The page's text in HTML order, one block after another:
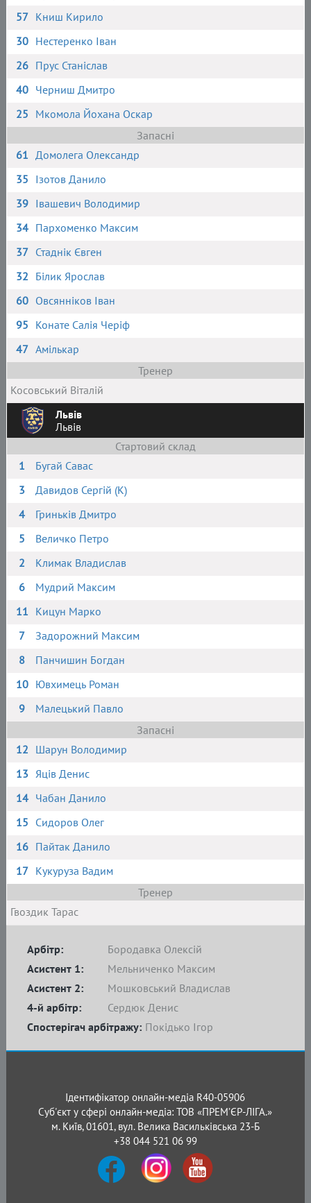
57 Книш Кирило
30 Нестеренко Іван
26 Прус Станіслав
40 Черниш Дмитро
25 Мкомола Йохана Оскар
Запасні
61 Домолега Олександр
35 Ізотов Данило
39 Івашевич Володимир
34 Пархоменко Максим
37 Стаднік Євген
32 Білик Ярослав
60 Овсянніков Іван
95 Конате Салія Черіф
47 Амількар
Тренер
Косовський Віталій
Львів
Львів
Стартовий склад
1
Бугай Савас
3
Давидов Сергій (К)
4
Гриньків Дмитро
5
Величко Петро
2
Климак Владислав
6
Мудрий Максим
11 Кицун Марко
7
Задорожний Максим
8
Панчишин Богдан
10 Ювхимець Роман
9
Малецький Павло
Запасні
12 Шарун Володимир
13 Яців Денис
14 Чабан Данило
15 Сидоров Олег
16 Пайтак Данило
17 Кукуруза Вадим
Тренер
Гвоздик Тарас
Арбітр:
Бородавка Олексій
Асистент 1:
Мельниченко Максим
Асистент 2:
Мошковський Владислав
4-й арбітр:
Сердюк Денис
Спостерігач арбітражу: Покідько Ігор
Ідентифікатор онлайн-медіа R40-05906
Суб'єкт у сфері онлайн-медіа: ТОВ «ПРЕМ’ЄР-ЛІГА.»
м. Київ, 01601, вул. Велика Васильківська 23-Б
+38 044 521 06 99